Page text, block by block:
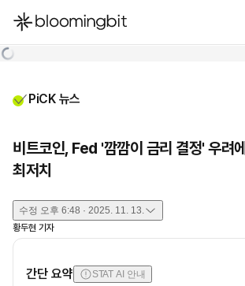
한국어
PiCK 뉴스
비트코인, Fed '깜깜이 금리 결정' 우려
최저치
수정 오후 6:48 · 2025. 11. 13.
황두현 기자
간단 요약 STAT AI 안내